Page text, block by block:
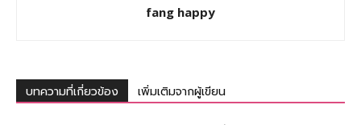
fang happy
บทความที่เกี่ยวข้อง เพิ่มเติมจากผู้เขียน